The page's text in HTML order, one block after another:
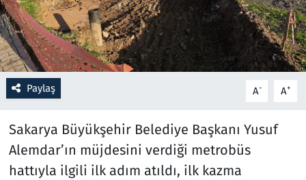
Paylaş A- A+
Sakarya Büyükşehir Belediye Başkanı Yusuf
Alemdar’ın müjdesini verdiği metrobüs
hattıyla ilgili ilk adım atıldı, ilk kazma
Spor
Teknoloji ve Bilim
Televizyon